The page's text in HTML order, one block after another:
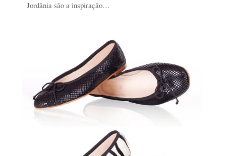
Jordânia são a inspiração…